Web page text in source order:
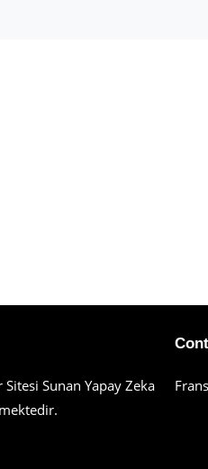
Sunan Yapay Zeka